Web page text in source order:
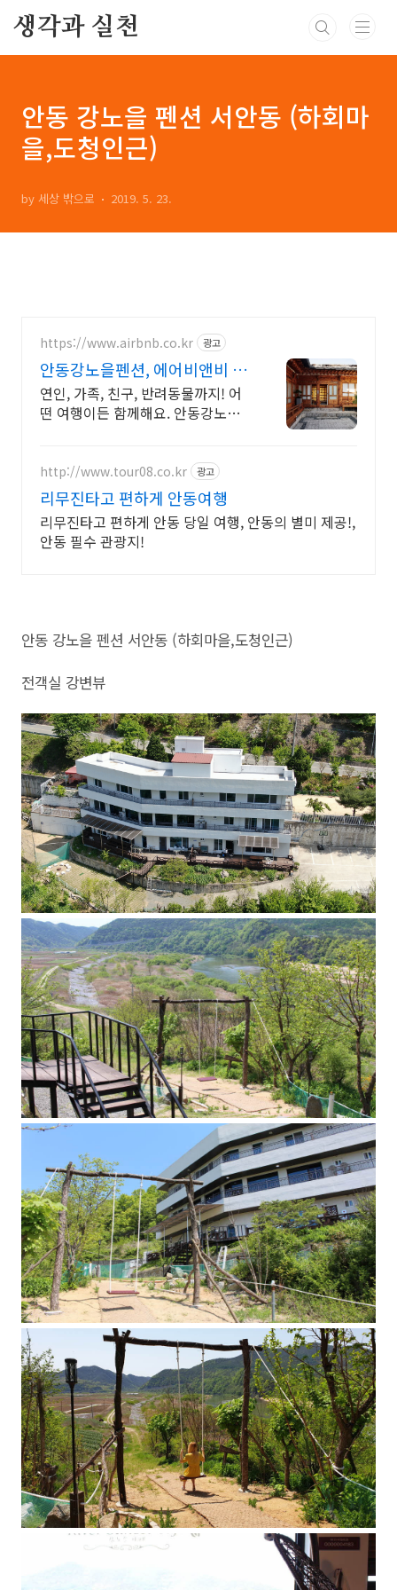
생각과 실천
안동 강노을 펜션 서안동 (하회마
을,도청인근)
by 세상 밖으로 2019. 5. 23.
https://www.airbnb.co.kr 광고
안동강노을펜션, 에어비앤비 안
동여행도 우리집처럼
연인, 가족, 친구, 반려동물까지! 어
떤 여행이든 함께해요. 안동강노을
http://www.tour08.co.kr 광고
리무진타고 편하게 안동여행
리무진타고 편하게 안동 당일 여행, 안동의 별미 제공!,
안동 필수 관광지!
안동 강노을 펜션 서안동 (하회마을,도청인근)
전객실 강변뷰